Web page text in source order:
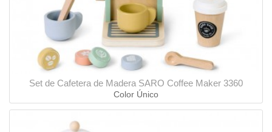
Set de Cafetera de Madera SARO Coffee Maker 3360
Color Único